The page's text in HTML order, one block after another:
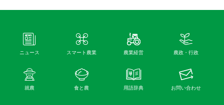
ニュース スマート農業 農業経営 農政・行政
就農 食と農 用語辞典 お問い合わせ